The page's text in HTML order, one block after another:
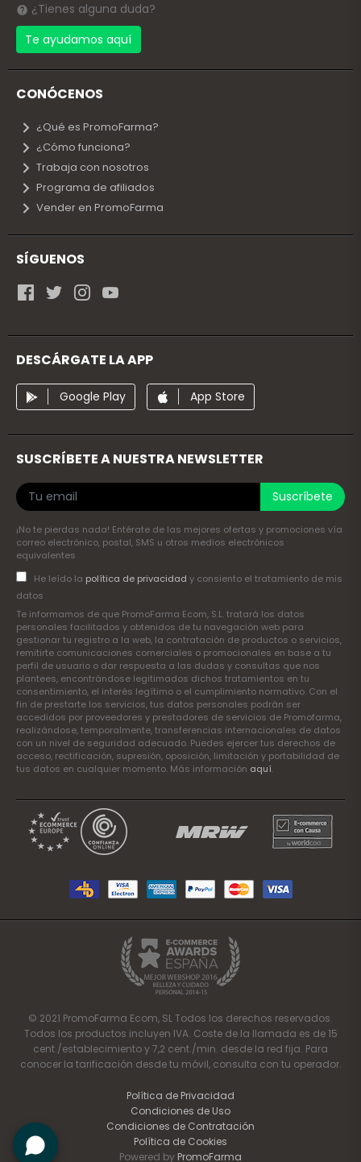
¿Tienes alguna duda?
Te ayudamos aquí
CONÓCENOS
¿Qué es PromoFarma?
¿Cómo funciona?
Trabaja con nosotros
Programa de afiliados
Vender en PromoFarma
SÍGUENOS
DESCÁRGATE LA APP
Google Play App Store
SUSCRÍBETE A NUESTRA NEWSLETTER
Suscríbete
¡No te pierdas nada! Entérate de las mejores ofertas y promociones vía
correo electrónico, postal, SMS u otros medios electrónicos
equivalentes
He leído la política de privacidad y consiento el tratamiento de mis
datos
Te informamos de que PromoFarma Ecom, S.L. tratará los datos
personales facilitados y obtenidos de tu navegación web para
gestionar tu registro a la web, la contratación de productos o servicios,
remitirte comunicaciones comerciales o promocionales en base a tu
perfil de usuario o dar respuesta a las dudas y consultas que nos
plantees, encontrándose legitimados dichos tratamientos en tu
consentimiento, el interés legítimo o el cumplimiento normativo. Con el
fin de prestarte los servicios, tus datos personales podrán ser
accedidos por proveedores y prestadores de servicios de Promofarma,
realizándose, temporalmente, transferencias internacionales de datos
con un nivel de seguridad adecuado. Puedes ejercer tus derechos de
acceso, rectificación, supresión, oposición, limitación y portabilidad de
tus datos en cualquier momento. Más información aquí.
© 2021 PromoFarma Ecom, SL Todos los derechos reservados.
Todos los productos incluyen IVA. Coste de la llamada es de 15
cent./establecimiento y 7,2 cent./min. desde la red fija. Para
conocer la tarificación desde tu móvil, consulta con tu operador.
Política de Privacidad
Condiciones de Uso
Condiciones de Contratación
Política de Cookies
Powered by PromoFarma